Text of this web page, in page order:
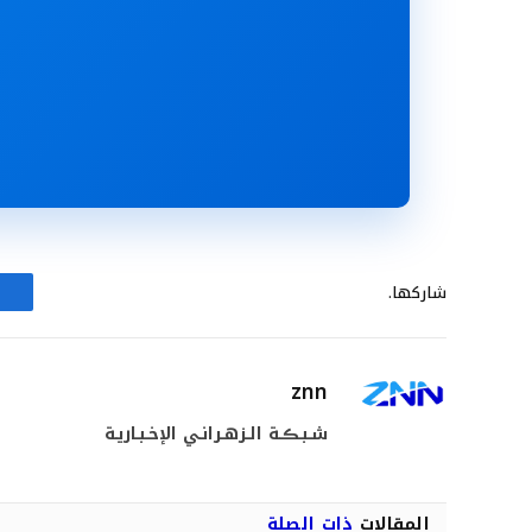
شاركها.
znn
شـبـڪـة الـزهـرانـي الإخـبـاريـة
المقالات ذات الصلة